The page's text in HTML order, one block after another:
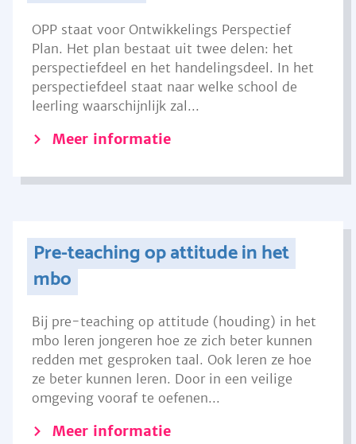
OPP staat voor Ontwikkelings Perspectief
Plan. Het plan bestaat uit twee delen: het
perspectiefdeel en het handelingsdeel. In het
perspectiefdeel staat naar welke school de
leerling waarschijnlijk zal...
Meer informatie
Pre-teaching op attitude in het
mbo
Bij pre-teaching op attitude (houding) in het
mbo leren jongeren hoe ze zich beter kunnen
redden met gesproken taal. Ook leren ze hoe
ze beter kunnen leren. Door in een veilige
omgeving vooraf te oefenen...
Meer informatie